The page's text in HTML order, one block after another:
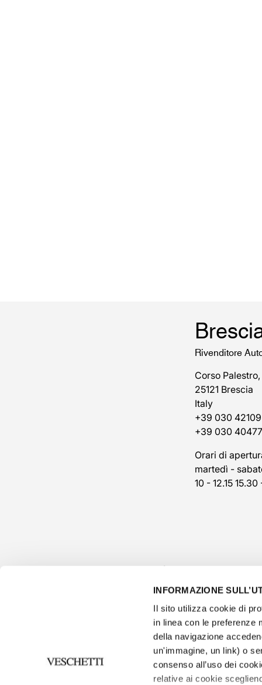
INFORMAZIONE
Il sito utilizza cookie di
in linea con le preferenze
della navigazione
un'immagine, un link) o
consenso all’uso dei
relative ai cookie
Rivenditore
Corso
25121 Brescia
Italy
+39 030 42109
+39 030 40477
Orari di
martedì -
10 - 12.15 15.30
privacy